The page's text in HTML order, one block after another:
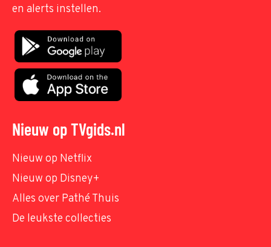
en alerts instellen.
Nieuw op TVgids.nl
Nieuw op Netflix
Nieuw op Disney+
Alles over Pathé Thuis
De leukste collecties